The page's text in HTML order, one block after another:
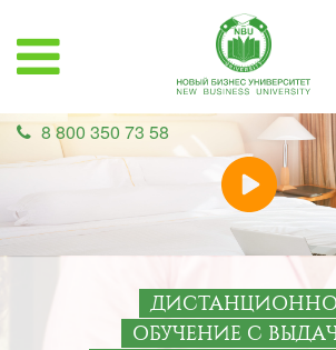
8 800 350 73 58
ОБУЧЕНИЕ С